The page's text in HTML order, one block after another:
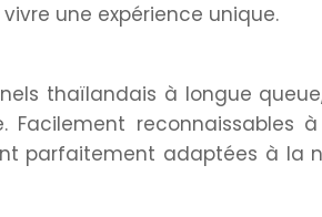
une expérience unique.
thaïlandais à longue
Facilement reconnaissables
parfaitement adaptées à la